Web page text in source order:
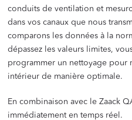
conduits de ventilation et
dans vos canaux que nous
comparons les données à la
dépassez les valeurs limites,
programmer un nettoyage pour
intérieur de manière optimale.
En combinaison avec le Zaack
immédiatement en temps réel.